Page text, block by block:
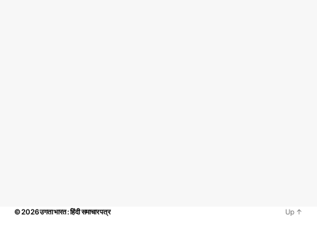
© 2026उगता भारत : हिंदी समाचार पत्र Up ↑